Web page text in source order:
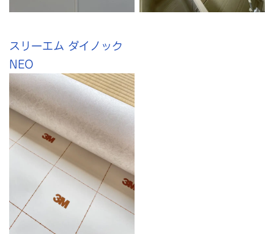
スリーエム ダイノック
NEO